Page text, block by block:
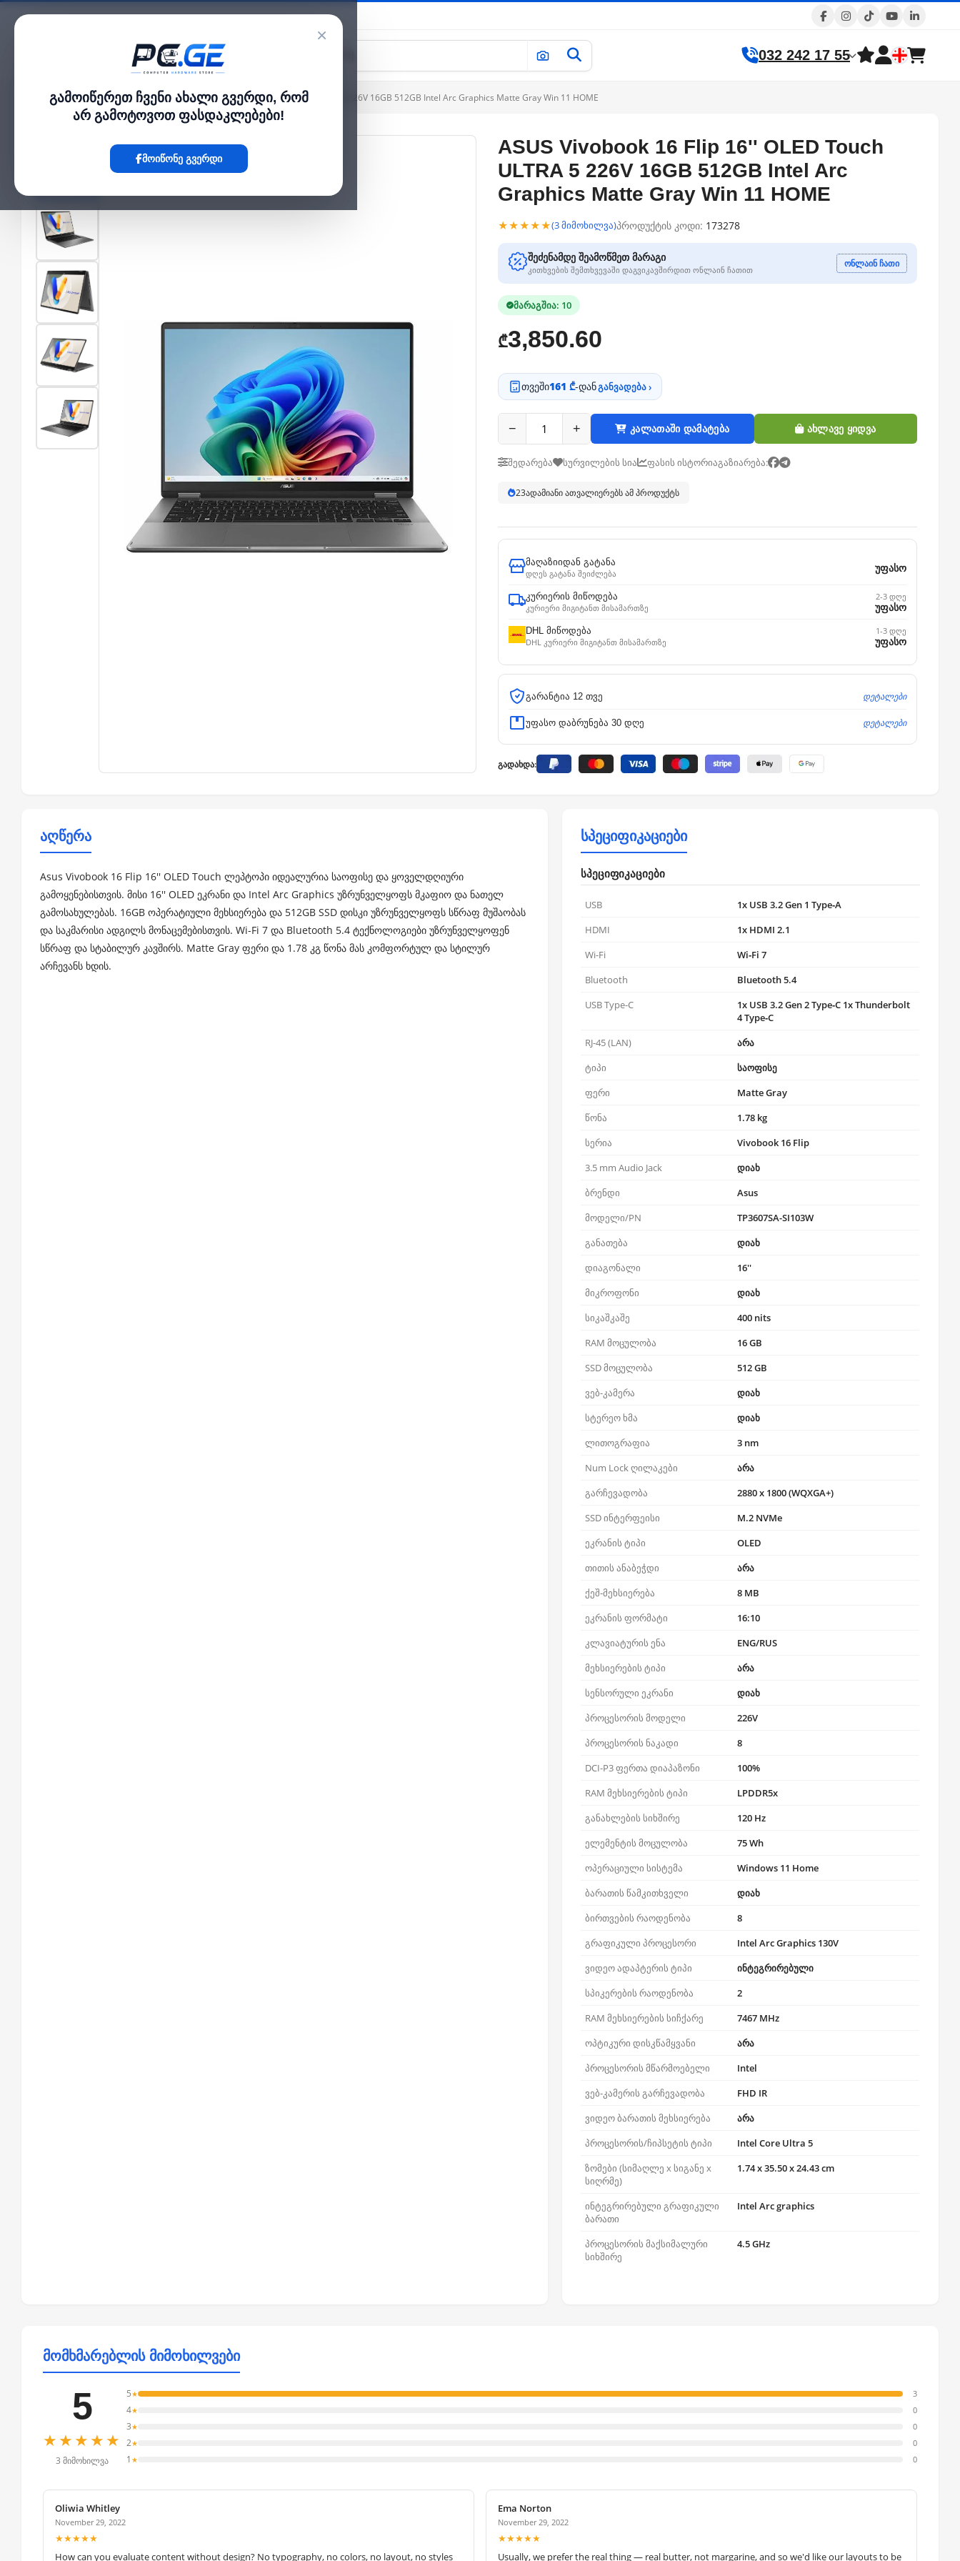
×
გამოიწერეთ ჩვენი ახალი გვერდი, რომ
არ გამოტოვოთ ფასდაკლებები!
მოიწონე გვერდი
კატალოგი 032 242 17 55
მთავარი›ლეპტოპი და ნოუთბუქი›ASUS Vivobook 16 Flip 16'' OLED Touch ULTRA 5 226V 16GB 512GB Intel Arc Graphics Matte Gray Win 11 HOME
ASUS Vivobook 16 Flip 16'' OLED Touch
ULTRA 5 226V 16GB 512GB Intel Arc
Graphics Matte Gray Win 11 HOME
★★★★★(3 მიმოხილვა)პროდუქტის კოდი: 173278
შეძენამდე შეამოწმეთ მარაგი
კითხვების შემთხვევაში დაგვიკავშირდით ონლაინ ჩათით
ონლაინ ჩათი
მარაგშია: 10
₾3,850.60
თვეში161 ₾-დანგანვადება ›
− + კალათაში დამატება ახლავე ყიდვა
შედარება სურვილების სია ფასის ისტორიაგაზიარება:
22ადამიანი ათვალიერებს ამ პროდუქტს
მაღაზიიდან გატანა
დღეს გატანა შეიძლება
უფასო
კურიერის მიწოდება
კურიერი მიგიტანთ მისამართზე
2-3 დღე
უფასო
DHL მიწოდება
DHL კურიერი მიგიტანთ მისამართზე
1-3 დღე
უფასო
გარანტია 12 თვე დეტალები
უფასო დაბრუნება 30 დღე დეტალები
გადახდა:
აღწერა
Asus Vivobook 16 Flip 16'' OLED Touch ლეპტოპი იდეალურია საოფისე და ყოველდღიური
გამოყენებისთვის. მისი 16'' OLED ეკრანი და Intel Arc Graphics უზრუნველყოფს მკაფიო და ნათელ
გამოსახულებას. 16GB ოპერატიული მეხსიერება და 512GB SSD დისკი უზრუნველყოფს სწრაფ მუშაობას
და საკმარისი ადგილს მონაცემებისთვის. Wi-Fi 7 და Bluetooth 5.4 ტექნოლოგიები უზრუნველყოფენ
სწრაფ და სტაბილურ კავშირს. Matte Gray ფერი და 1.78 კგ წონა მას კომფორტულ და სტილურ
არჩევანს ხდის.
სპეციფიკაციები
სპეციფიკაციები
USB
1x USB 3.2 Gen 1 Type‑A
HDMI
1x HDMI 2.1
Wi-Fi
Wi‑Fi 7
Bluetooth
Bluetooth 5.4
USB Type-C
1x USB 3.2 Gen 2 Type‑C 1x Thunderbolt
4 Type‑C
RJ-45 (LAN)
არა
ტიპი
საოფისე
ფერი
Matte Gray
წონა
1.78 kg
სერია
Vivobook 16 Flip
3.5 mm Audio Jack
დიახ
ბრენდი
Asus
მოდელი/PN
TP3607SA-SI103W
განათება
დიახ
დიაგონალი
16''
მიკროფონი
დიახ
სიკაშკაშე
400 nits
RAM მოცულობა
16 GB
SSD მოცულობა
512 GB
ვებ-კამერა
დიახ
სტერეო ხმა
დიახ
ლითოგრაფია
3 nm
Num Lock ღილაკები
არა
გარჩევადობა
2880 x 1800 (WQXGA+)
SSD ინტერფეისი
M.2 NVMe
ეკრანის ტიპი
OLED
თითის ანაბეჭდი
არა
ქეშ-მეხსიერება
8 MB
ეკრანის ფორმატი
16:10
კლავიატურის ენა
ENG/RUS
მეხსიერების ტიპი
არა
სენსორული ეკრანი
დიახ
პროცესორის მოდელი
226V
პროცესორის ნაკადი
8
DCI-P3 ფერთა დიაპაზონი
100%
RAM მეხსიერების ტიპი
LPDDR5x
განახლების სიხშირე
120 Hz
ელემენტის მოცულობა
75 Wh
ოპერაციული სისტემა
Windows 11 Home
ბარათის წამკითხველი
დიახ
ბირთვების რაოდენობა
8
გრაფიკული პროცესორი
Intel Arc Graphics 130V
ვიდეო ადაპტერის ტიპი
ინტეგრირებული
სპიკერების რაოდენობა
2
RAM მეხსიერების სიჩქარე
7467 MHz
ოპტიკური დისკწამყვანი
არა
პროცესორის მწარმოებელი
Intel
ვებ-კამერის გარჩევადობა
FHD IR
ვიდეო ბარათის მეხსიერება
არა
პროცესორის/ჩიპსეტის ტიპი
Intel Core Ultra 5
ზომები (სიმაღლე x სიგანე x
სიღრმე)
1.74 x 35.50 x 24.43 cm
ინტეგრირებული გრაფიკული
ბარათი
Intel Arc graphics
პროცესორის მაქსიმალური
სიხშირე
4.5 GHz
მომხმარებლის მიმოხილვები
5
★★★★★
3 მიმოხილვა
5★ 3
4★ 0
3★ 0
2★ 0
1 ★ 0
Oliwia Whitley
November 29, 2022
★★★★★
How can you evaluate content without design? No typography, no colors, no layout, no styles
Ema Norton
November 29, 2022
★★★★★
Usually, we prefer the real thing — real butter, not margarine, and so we'd like our layouts to be